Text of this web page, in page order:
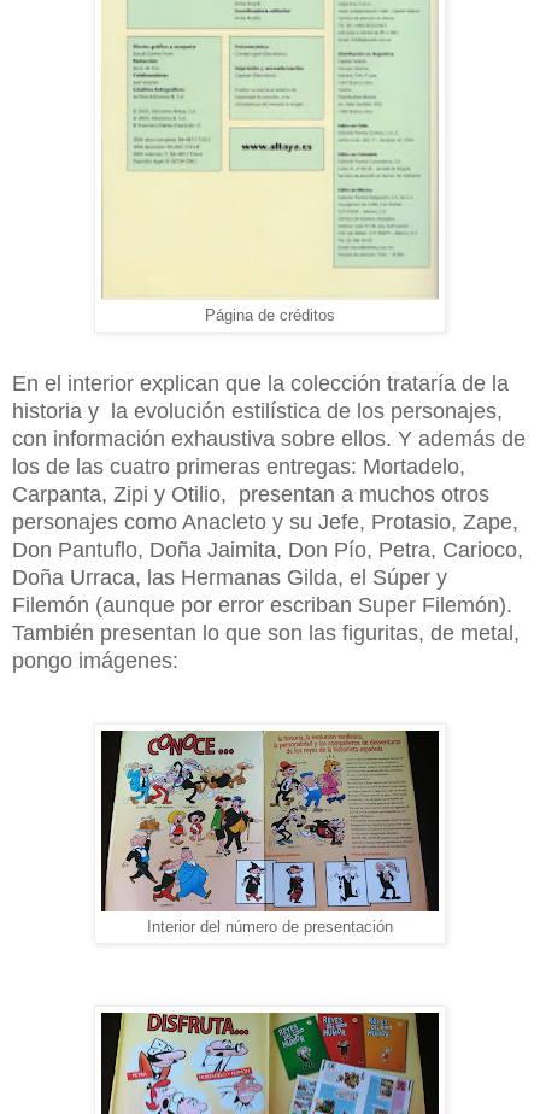
Página de créditos
En el interior explican que la colección trataría de la
historia y la evolución estilística de los personajes,
con información exhaustiva sobre ellos. Y además de
los de las cuatro primeras entregas: Mortadelo,
Carpanta, Zipi y Otilio, presentan a muchos otros
personajes como Anacleto y su Jefe, Protasio, Zape,
Don Pantuflo, Doña Jaimita, Don Pío, Petra, Carioco,
Doña Urraca, las Hermanas Gilda, el Súper y
Filemón (aunque por error escriban Super Filemón).
También presentan lo que son las figuritas, de metal,
pongo imágenes:
Interior del número de presentación